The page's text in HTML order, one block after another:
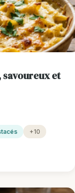
savoureux et
+10